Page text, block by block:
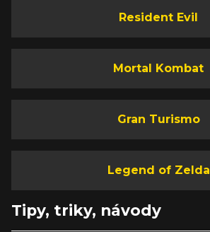
Resident Evil
Mortal Kombat
Gran Turismo
Legend of Zelda
Tipy, triky, návody